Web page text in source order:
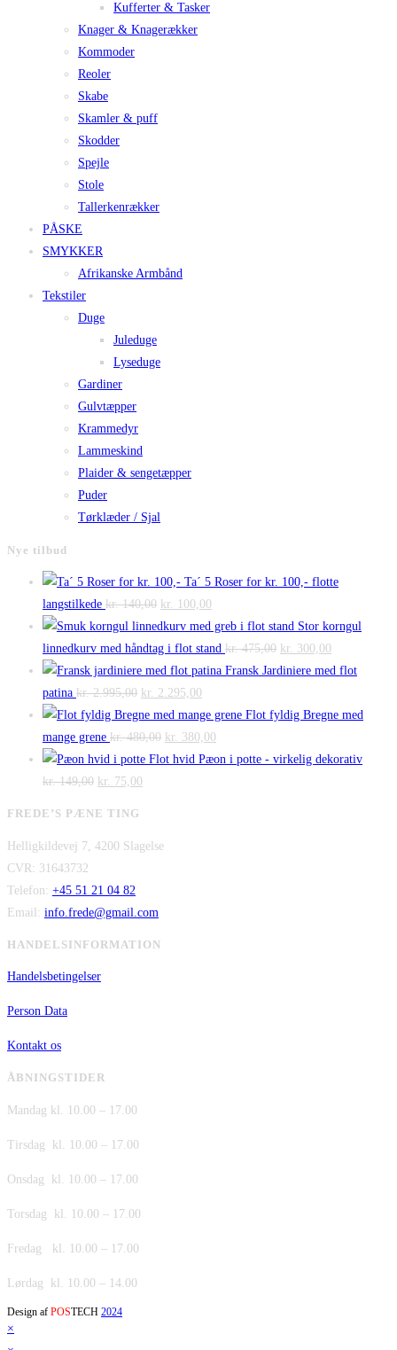
Kufferter & Tasker
Knager & Knagerækker
Kommoder
Reoler
Skabe
Skamler & puff
Skodder
Spejle
Stole
Tallerkenrækker
PÅSKE
SMYKKER
Afrikanske Armbånd
Tekstiler
Duge
Juleduge
Lyseduge
Gardiner
Gulvtæpper
Krammedyr
Lammeskind
Plaider & sengetæpper
Puder
Tørklæder / Sjal
Nye tilbud
Ta´ 5 Roser for kr. 100,- flotte
langstilkede kr.140,00 Den
oprindelige
pris
var:
kr. 140,00.
kr. 100,00
aktuelle
pris
er:
Stor korngul
linnedkurv med håndtag i flot stand kr.475,00 Den
oprindelige
var:
kr. 300,00
aktuelle
er:
Fransk Jardiniere med flot
patina kr.2.995,00 Den
oprindelige
pris
var:
kr. 2.995,00.
kr. 2.295,00
aktuelle
pris
er:
Flot fyldig Bregne med
mange grene kr.480,00 Den
oprindelige
kr. 380,00
aktuelle
Flot hvid Pæon i potte - virkelig dekorativ
kr.149,00 Den
var:
kr. 75,00
er:
FREDE’S PÆNE TING
Helligkildevej 7, 4200 Slagelse
CVR: 31643732
Telefon: +45 51 21 04 82
Email: info.frede@gmail.com
HANDELSINFORMATION
Handelsbetingelser
Person Data
Kontakt os
ÅBNINGSTIDER
Mandag kl. 10.00 – 17.00
Tirsdag kl. 10.00 – 17.00
Onsdag kl. 10.00 – 17.00
Torsdag kl. 10.00 – 17.00
Fredag kl. 10.00 – 17.00
Lørdag kl. 10.00 – 14.00
Design af POSTECH 2024
×